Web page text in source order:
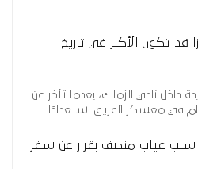
قد تكون الأكبر في تاريخ
داخل نادي الزمالك، بعدما تأخر عن
في معسكر الفريق استعدادًا…
غياب منصف بقرار عن سفر